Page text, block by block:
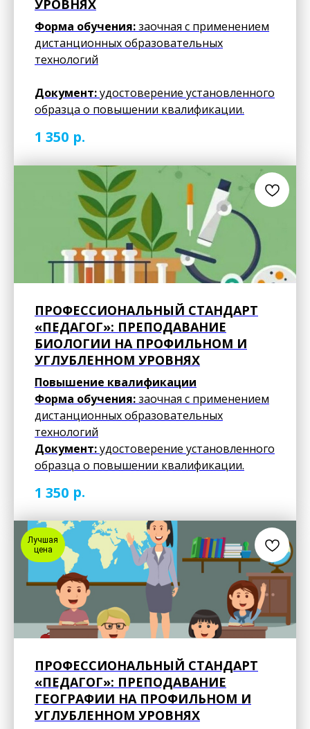
УРОВНЯХ
Форма обучения:заочная с применением
дистанционных образовательных
технологий
Документ:удостоверение установленного
образца о повышении квалификации.
1 350 р.
ПРОФЕССИОНАЛЬНЫЙ СТАНДАРТ
«ПЕДАГОГ»: ПРЕПОДАВАНИЕ
БИОЛОГИИ НА ПРОФИЛЬНОМ И
УГЛУБЛЕННОМ УРОВНЯХ
Повышение квалификации
Форма обучения:заочная с применением
дистанционных образовательных
технологий
Документ:удостоверение установленного
образца о повышении квалификации.
1 350 р.
Лучшая
цена
ПРОФЕССИОНАЛЬНЫЙ СТАНДАРТ
«ПЕДАГОГ»: ПРЕПОДАВАНИЕ
ГЕОГРАФИИ НА ПРОФИЛЬНОМ И
УГЛУБЛЕННОМ УРОВНЯХ